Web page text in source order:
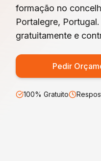
formação no
Portalegre,
gratuitamente e
Pedir
100% Gratuito